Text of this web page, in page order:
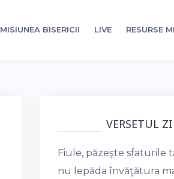
MISIUNEA BISERICII LIVE RESURSE
VERSETUL
Fiule, păzeşte sfaturile
nu lepăda învăţătura